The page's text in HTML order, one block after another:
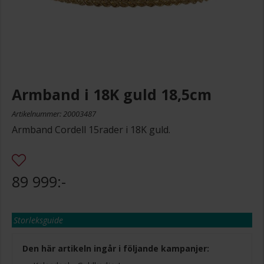
Armband i 18K guld 18,5cm
Artikelnummer: 20003487
Armband Cordell 15rader i 18K guld.
89 999:-
Storleksguide
Den här artikeln ingår i följande kampanjer: